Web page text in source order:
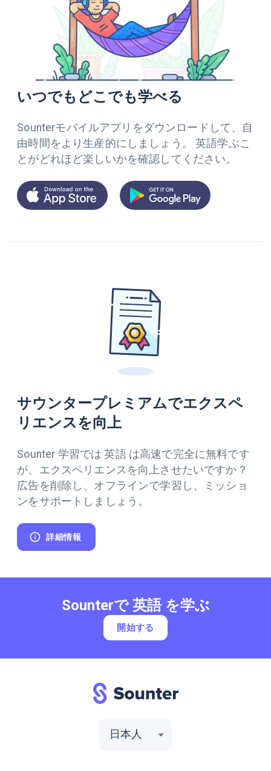
いつでもどこでも学べる
Sounterモバイルアプリをダウンロードして、自
由時間をより生産的にしましょう。 英語学ぶこ
とがどれほど楽しいかを確認してください。
サウンタープレミアムでエクスペ
リエンスを向上
Sounter 学習では 英語 は高速で完全に無料です
が、エクスペリエンスを向上させたいですか？
広告を削除し、オフラインで学習し、ミッショ
ンをサポートしましょう。
詳細情報
Sounterで 英語 を学ぶ
開始する
日本人